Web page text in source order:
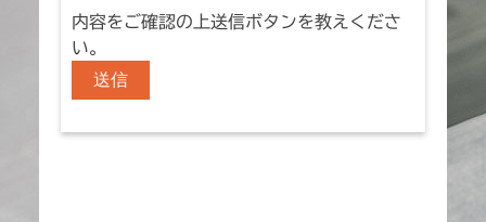
お問い合わせいただいた事項への連絡・対
応に利用します。
3.個人情報の第三者提供・委託について
く場合を除き、個人情報を第三者に提供す
内容をご確認の上送信ボタンを教えくださ
い。